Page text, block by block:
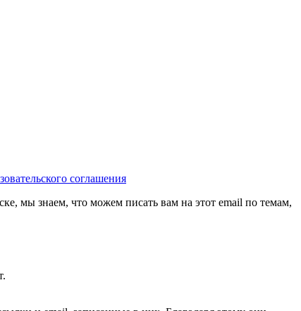
соглашения
мы знаем, что можем писать вам на этот email по темам,